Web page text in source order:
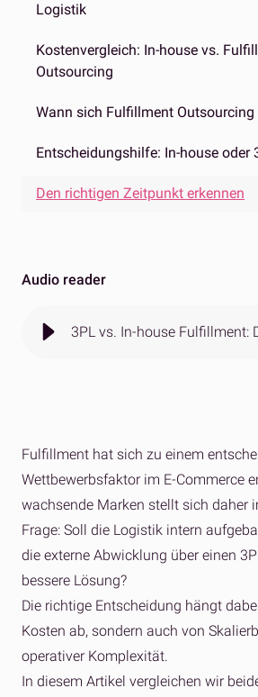
Logistik
Kostenvergleich: In-house vs.
Outsourcing
Wann sich Fulfillment
Entscheidungshilfe: In-house oder
Den richtigen Zeitpunkt erkennen
Audio reader
Fulfillment hat sich zu einem
Wettbewerbsfaktor im E-Commerce
wachsende Marken stellt sich daher
Frage: Soll die Logistik intern
die externe Abwicklung über einen
bessere Lösung?
Die richtige Entscheidung hängt
Kosten ab, sondern auch von
operativer Komplexität.
In diesem Artikel vergleichen wir